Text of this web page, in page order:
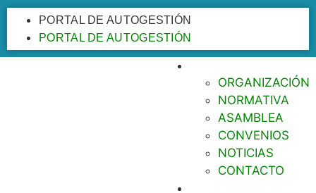
PORTAL DE AUTOGESTIÓN
PORTAL DE AUTOGESTIÓN
ORGANIZACIÓN
NORMATIVA
ASAMBLEA
CONVENIOS
NOTICIAS
CONTACTO